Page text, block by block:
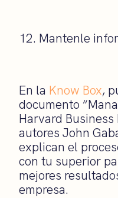
12. Mantenle
En la Know Box,
documento
Harvard
autores John
explican el
con tu superior
mejores
empresa.